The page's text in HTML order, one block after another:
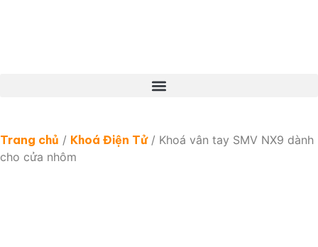
Trang chủ / Khoá Điện Tử/ Khoá vân tay SMV NX9 dành
cho cửa nhôm